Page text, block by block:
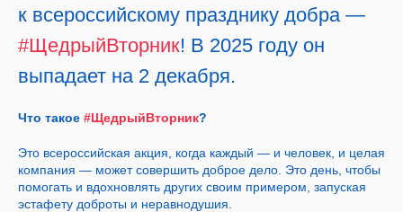
к всероссийскому празднику добра —
#ЩедрыйВторник! В 2025 году он
выпадает на 2 декабря.
Что такое #ЩедрыйВторник?
Это всероссийская акция, когда каждый — и человек, и целая
компания — может совершить доброе дело. Это день, чтобы
помогать и вдохновлять других своим примером, запуская
эстафету доброты и неравнодушия.